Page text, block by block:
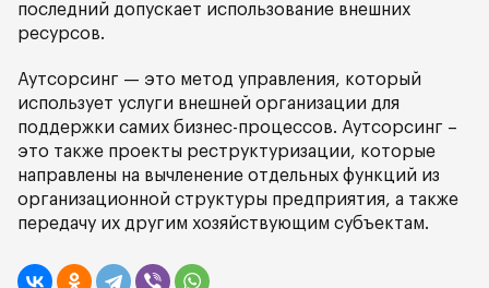
последний допускает использование внешних
ресурсов.
Аутсорсинг — это метод управления, который
использует услуги внешней организации для
поддержки самих бизнес-процессов. Аутсорсинг –
это также проекты реструктуризации, которые
направлены на вычленение отдельных функций из
организационной структуры предприятия, а также
передачу их другим хозяйствующим субъектам.